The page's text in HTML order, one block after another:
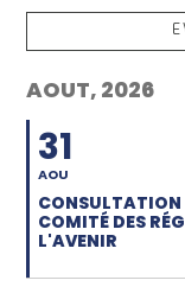
AOUT, 2026
31
AOU
CONSULTATION
COMITÉ DES
L'AVENIR